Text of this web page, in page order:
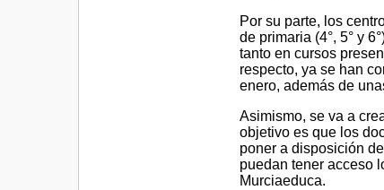
Por su parte, los
de primaria (4°, 5° y
tanto en cursos
respecto, ya se han
enero, además de
Asimismo, se va a
objetivo es que los
poner a disposición
puedan tener acceso
Murciaeduca.